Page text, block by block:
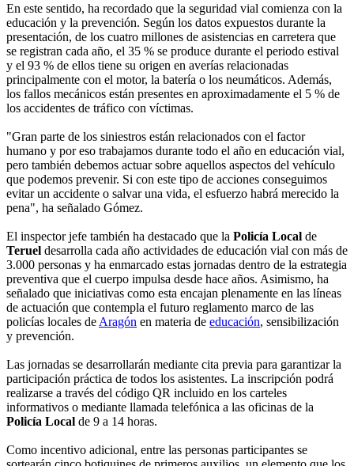
En este sentido, ha recordado que la seguridad vial comienza con la
educación y la prevención. Según los datos expuestos durante la
presentación, de los cuatro millones de asistencias en carretera que
se registran cada año, el 35 % se produce durante el periodo estival
y el 93 % de ellos tiene su origen en averías relacionadas
principalmente con el motor, la batería o los neumáticos. Además,
los fallos mecánicos están presentes en aproximadamente el 5 % de
los accidentes de tráfico con víctimas.
"Gran parte de los siniestros están relacionados con el factor
humano y por eso trabajamos durante todo el año en educación vial,
pero también debemos actuar sobre aquellos aspectos del vehículo
que podemos prevenir. Si con este tipo de acciones conseguimos
evitar un accidente o salvar una vida, el esfuerzo habrá merecido la
pena", ha señalado Gómez.
El inspector jefe también ha destacado que la Policía Local de
Teruel desarrolla cada año actividades de educación vial con más de
3.000 personas y ha enmarcado estas jornadas dentro de la estrategia
preventiva que el cuerpo impulsa desde hace años. Asimismo, ha
señalado que iniciativas como esta encajan plenamente en las líneas
de actuación que contempla el futuro reglamento marco de las
policías locales de Aragón en materia de educación, sensibilización
y prevención.
Las jornadas se desarrollarán mediante cita previa para garantizar la
participación práctica de todos los asistentes. La inscripción podrá
realizarse a través del código QR incluido en los carteles
informativos o mediante llamada telefónica a las oficinas de la
Policía Local de 9 a 14 horas.
Como incentivo adicional, entre las personas participantes se